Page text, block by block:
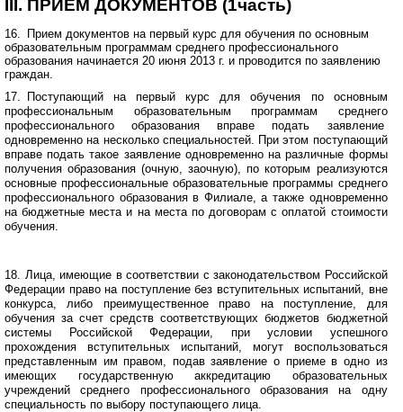
III. ПРИЕМ ДОКУМЕНТОВ (1часть)
16.
Прием документов на первый курс для обучения по основным
образовательным программам среднего профессионального
образования начинается 20 июня 2013 г. и проводится по заявлению
граждан.
17.
Поступающий на первый курс для обучения по основным
профессиональным образовательным программам среднего
профессионального образования вправе подать заявление
одновременно на несколько специальностей. При этом поступающий
вправе подать такое заявление одновременно на различные формы
получения образования (очную, заочную), по которым реализуются
основные профессиональные образовательные программы среднего
профессионального образования в Филиале, а также одновременно
на бюджетные места и на места по договорам с оплатой стоимости
обучения.
18. Лица, имеющие в соответствии с законодательством Российской
Федерации право на поступление без вступительных испытаний, вне
конкурса, либо преимущественное право на поступление, для
обучения за счет средств соответствующих бюджетов бюджетной
системы Российской Федерации, при условии успешного
прохождения вступительных испытаний, могут воспользоваться
представленным им правом, подав заявление о приеме в одно из
имеющих государственную аккредитацию образовательных
учреждений среднего профессионального образования на одну
специальность по выбору поступающего лица.